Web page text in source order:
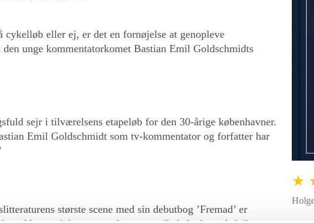
cykelløb eller ej, er det en fornøjelse at genopleve
unge kommentatorkomet Bastian Emil Goldschmidts
sejr i tilværelsens etapeløb for den 30-årige københavner.
Emil Goldschmidt som tv-kommentator og forfatter har
største scene med sin debutbog ’Fremad’ er
★